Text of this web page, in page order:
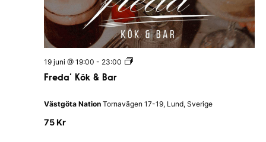
P
u
b
I
l
d
s
Freda’ Kök & Bar
19 juni @ 19:00 - 23:00
F
’
Västgöta Nation Tornavägen 17-19, Lund, Sverige
75 Kr